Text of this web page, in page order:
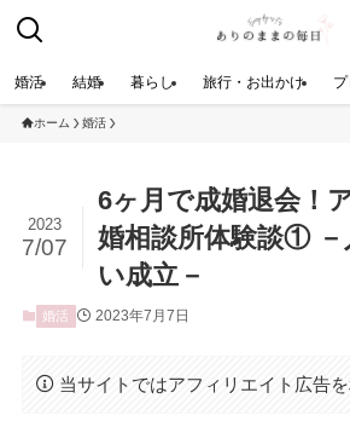
婚活 結婚 暮らし 旅行・お出かけ
ホーム 婚活
6ヶ月で成婚退会！
婚相談所体験談① －
い成立－
2023
7/07
婚活 2023年7月7日
当サイトではアフィリエイト広告を